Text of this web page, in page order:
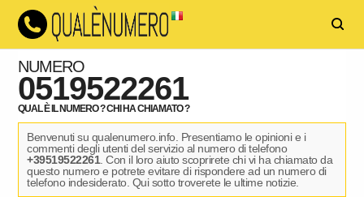
NUMERO
0519522261
QUAL È IL NUMERO ? CHI HA CHIAMATO ?
Benvenuti su qualenumero.info. Presentiamo le opinioni e i
commenti degli utenti del servizio al numero di telefono
+39519522261. Con il loro aiuto scoprirete chi vi ha chiamato da
questo numero e potrete evitare di rispondere ad un numero di
telefono indesiderato. Qui sotto troverete le ultime notizie.